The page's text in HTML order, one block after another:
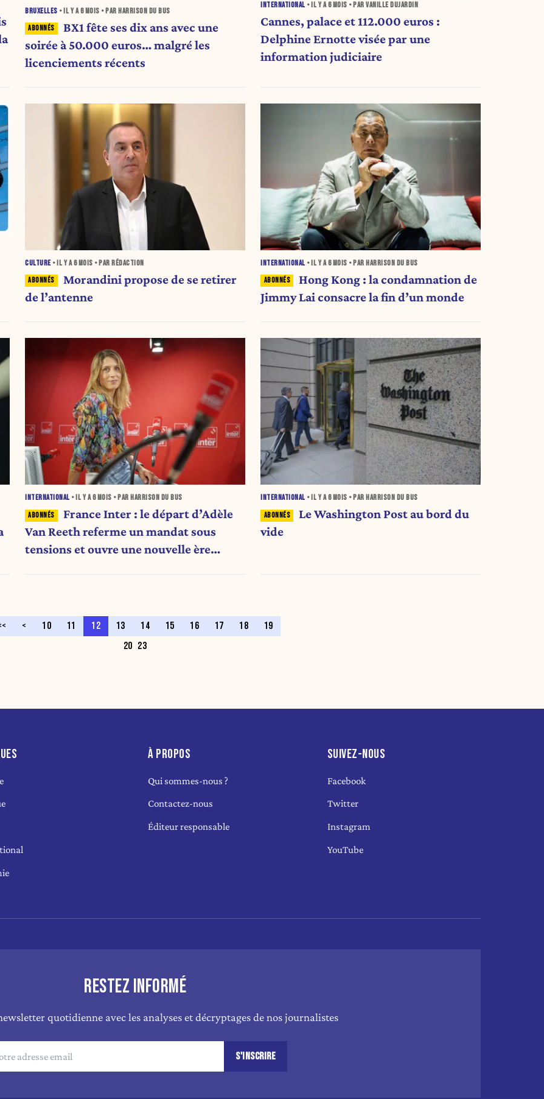
BRUXELLES • IL Y A6 MOIS • PAR HARRISON DU BUS
BX1 fête ses dix ans avec une
soirée à 50.000 euros… malgré les
licenciements récents
INTERNATIONAL • IL Y A6 MOIS • PAR VANILLE DUJARDIN
Cannes, palace et 112.000 euros :
Delphine Ernotte visée par une
information judiciaire
CULTURE • IL Y A6 MOIS • PAR RÉDACTION
Morandini propose de se retirer
de l’antenne
INTERNATIONAL • IL Y A6 MOIS • PAR HARRISON DU BUS
Hong Kong : la condamnation de
Jimmy Lai consacre la fin d’un monde
INTERNATIONAL • IL Y A6 MOIS • PAR HARRISON DU BUS
France Inter : le départ d’Adèle
Van Reeth referme un mandat sous
tensions et ouvre une nouvelle ère
INTERNATIONAL • IL Y A6 MOIS • PAR HARRISON DU BUS
Le Washington Post au bord du
vide
< 10 11 12 13 14 15 16 17 18
19
20 23
À PROPOS
Qui sommes-nous ?
Contactez-nous
Éditeur responsable
SUIVEZ-NOUS
Facebook
Twitter
Instagram
YouTube
RESTEZ INFORMÉ
quotidienne avec les analyses et décryptages de nos journalistes
S'INSCRIRE